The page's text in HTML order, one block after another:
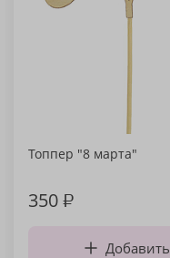
Топпер "8 марта"
350₽
Добавить